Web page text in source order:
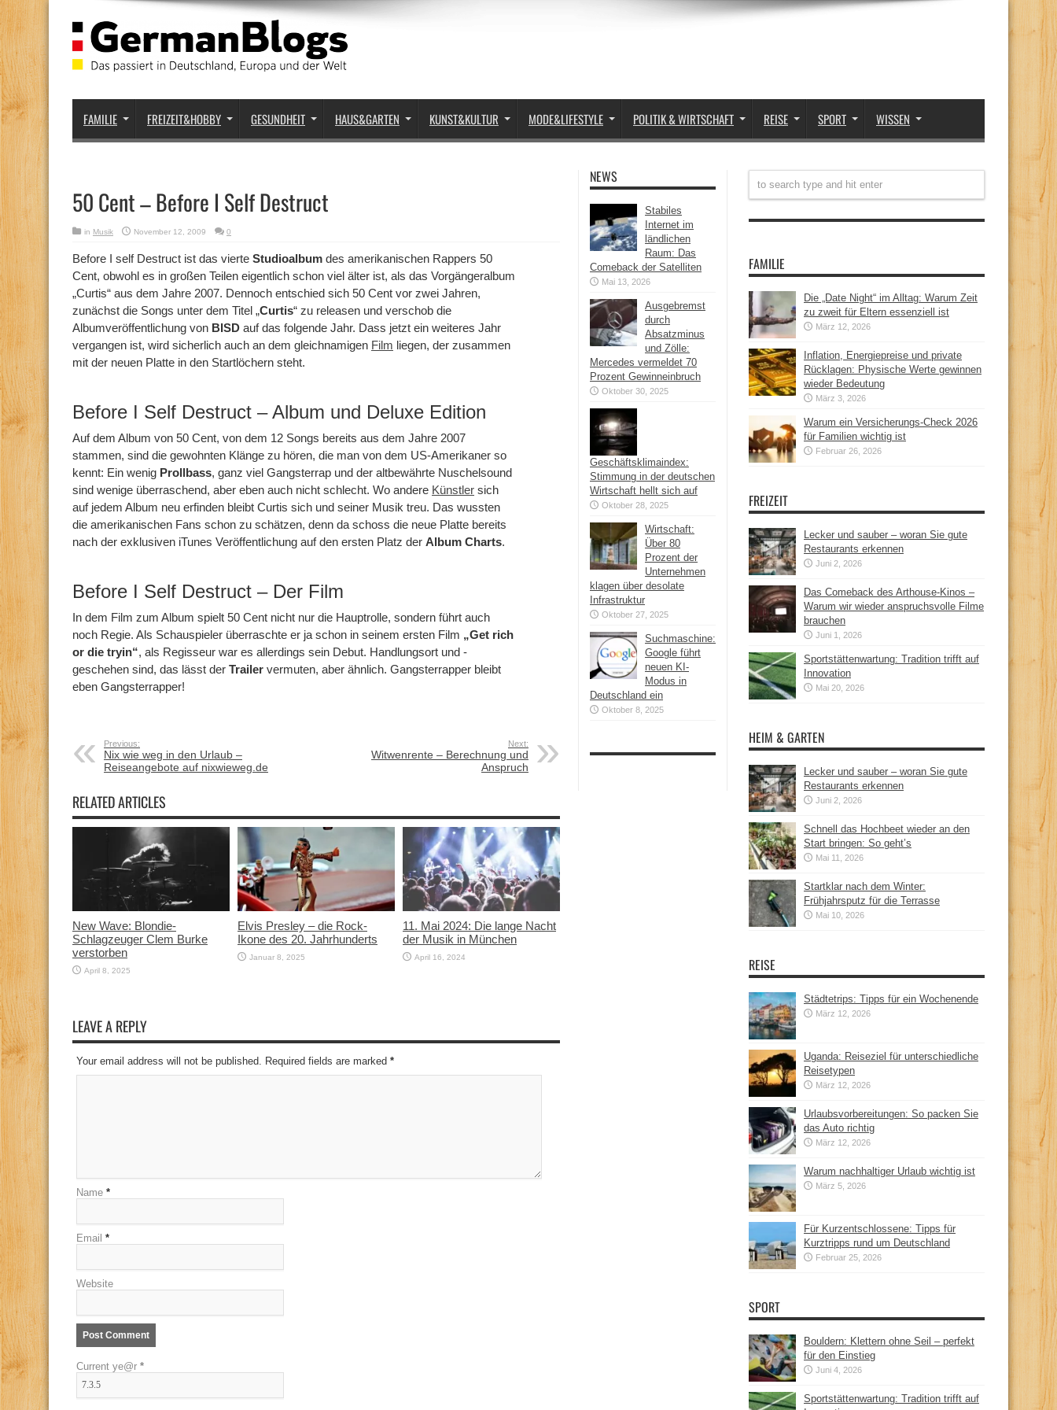
FAMILIE FREIZEIT&HOBBY GESUNDHEIT HAUS&GARTEN KUNST&KULTUR MODE&LIFESTYLE POLITIK & WIRTSCHAFT REISE SPORT WISSEN
50 Cent – Before I Self Destruct
in Musik November 12, 2009 0
Before I self Destruct ist das vierte Studioalbum des amerikanischen Rappers 50
Cent, obwohl es in großen Teilen eigentlich schon viel älter ist, als das Vorgängeralbum
„Curtis“ aus dem Jahre 2007. Dennoch entschied sich 50 Cent vor zwei Jahren,
zunächst die Songs unter dem Titel „Curtis“ zu releasen und verschob die
Albumveröffentlichung von BISD auf das folgende Jahr. Dass jetzt ein weiteres Jahr
vergangen ist, wird sicherlich auch an dem gleichnamigen Film liegen, der zusammen
mit der neuen Platte in den Startlöchern steht.
Before I Self Destruct – Album und Deluxe Edition
Auf dem Album von 50 Cent, von dem 12 Songs bereits aus dem Jahre 2007
stammen, sind die gewohnten Klänge zu hören, die man von dem US-Amerikaner so
kennt: Ein wenig Prollbass, ganz viel Gangsterrap und der altbewährte Nuschelsound
sind wenige überraschend, aber eben auch nicht schlecht. Wo andere Künstler sich
auf jedem Album neu erfinden bleibt Curtis sich und seiner Musik treu. Das wussten
die amerikanischen Fans schon zu schätzen, denn da schoss die neue Platte bereits
nach der exklusiven iTunes Veröffentlichung auf den ersten Platz der Album Charts.
Before I Self Destruct – Der Film
In dem Film zum Album spielt 50 Cent nicht nur die Hauptrolle, sondern führt auch
noch Regie. Als Schauspieler überraschte er ja schon in seinem ersten Film „Get rich
or die tryin“, als Regisseur war es allerdings sein Debut. Handlungsort und -
geschehen sind, das lässt der Trailer vermuten, aber ähnlich. Gangsterrapper bleibt
eben Gangsterrapper!
Previous:
Nix wie weg in den Urlaub –
Reiseangebote auf nixwieweg.de
Next:
Witwenrente – Berechnung und
Anspruch
RELATED ARTICLES
New Wave: Blondie-
Schlagzeuger Clem Burke
verstorben
April 8, 2025
Elvis Presley – die Rock-
Ikone des 20. Jahrhunderts
Januar 8, 2025
11. Mai 2024: Die lange Nacht
der Musik in München
April 16, 2024
LEAVE A REPLY
Your email address will not be published. Required fields are marked *
Name *
Email *
Website
Current ye@r *
NEWS
Stabiles
Internet im
ländlichen
Raum: Das
Comeback der Satelliten
Mai 13, 2026
Ausgebremst
durch
Absatzminus
und Zölle:
Mercedes vermeldet 70
Prozent Gewinneinbruch
Oktober 30, 2025
Geschäftsklimaindex:
Stimmung in der deutschen
Wirtschaft hellt sich auf
Oktober 28, 2025
Wirtschaft:
Über 80
Prozent der
Unternehmen
klagen über desolate
Infrastruktur
Oktober 27, 2025
Suchmaschine:
Google führt
neuen KI-
Modus in
Deutschland ein
Oktober 8, 2025
FAMILIE
Die „Date Night“ im Alltag: Warum Zeit
zu zweit für Eltern essenziell ist
März 12, 2026
Inflation, Energiepreise und private
Rücklagen: Physische Werte gewinnen
wieder Bedeutung
März 3, 2026
Warum ein Versicherungs-Check 2026
für Familien wichtig ist
Februar 26, 2026
FREIZEIT
Lecker und sauber – woran Sie gute
Restaurants erkennen
Juni 2, 2026
Das Comeback des Arthouse-Kinos –
Warum wir wieder anspruchsvolle Filme
brauchen
Juni 1, 2026
Sportstättenwartung: Tradition trifft auf
Innovation
Mai 20, 2026
HEIM & GARTEN
Lecker und sauber – woran Sie gute
Restaurants erkennen
Juni 2, 2026
Schnell das Hochbeet wieder an den
Start bringen: So geht’s
Mai 11, 2026
Startklar nach dem Winter:
Frühjahrsputz für die Terrasse
Mai 10, 2026
REISE
Städtetrips: Tipps für ein Wochenende
März 12, 2026
Uganda: Reiseziel für unterschiedliche
Reisetypen
März 12, 2026
Urlaubsvorbereitungen: So packen Sie
das Auto richtig
März 12, 2026
Warum nachhaltiger Urlaub wichtig ist
März 5, 2026
Für Kurzentschlossene: Tipps für
Kurztripps rund um Deutschland
Februar 25, 2026
SPORT
Bouldern: Klettern ohne Seil – perfekt
für den Einstieg
Juni 4, 2026
Sportstättenwartung: Tradition trifft auf